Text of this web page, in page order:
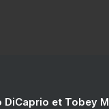
DiCaprio et Tobey